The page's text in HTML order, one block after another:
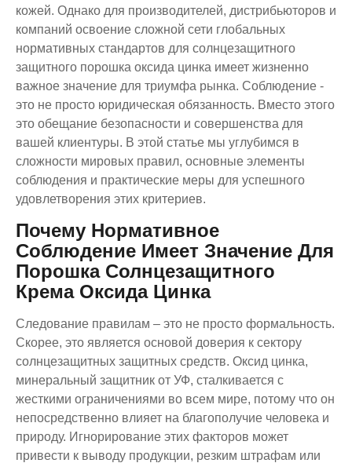
кожей. Однако для производителей, дистрибьюторов и
компаний освоение сложной сети глобальных
нормативных стандартов для солнцезащитного
защитного порошка оксида цинка имеет жизненно
важное значение для триумфа рынка. Соблюдение -
это не просто юридическая обязанность. Вместо этого
это обещание безопасности и совершенства для
вашей клиентуры. В этой статье мы углубимся в
сложности мировых правил, основные элементы
соблюдения и практические меры для успешного
удовлетворения этих критериев.
Почему Нормативное
Соблюдение Имеет Значение Для
Порошка Солнцезащитного
Крема Оксида Цинка
Следование правилам – это не просто формальность.
Скорее, это является основой доверия к сектору
солнцезащитных защитных средств. Оксид цинка,
минеральный защитник от УФ, сталкивается с
жесткими ограничениями во всем мире, потому что он
непосредственно влияет на благополучие человека и
природу. Игнорирование этих факторов может
привести к выводу продукции, резким штрафам или